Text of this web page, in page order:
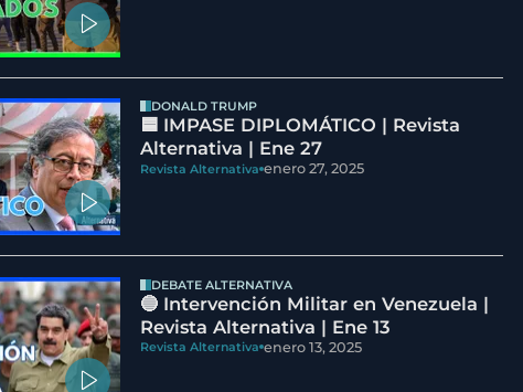
DONALD TRUMP
🟦 IMPASE DIPLOMÁTICO | Revista
Alternativa | Ene 27
Revista Alternativa enero 27, 2025
DEBATE ALTERNATIVA
🔵 Intervención Militar en Venezuela |
Revista Alternativa | Ene 13
Revista Alternativa enero 13, 2025